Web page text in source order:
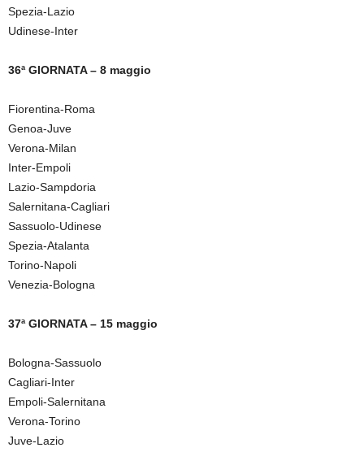
Spezia-Lazio
Udinese-Inter
36ª GIORNATA – 8 maggio
Fiorentina-Roma
Genoa-Juve
Verona-Milan
Inter-Empoli
Lazio-Sampdoria
Salernitana-Cagliari
Sassuolo-Udinese
Spezia-Atalanta
Torino-Napoli
Venezia-Bologna
37ª GIORNATA – 15 maggio
Bologna-Sassuolo
Cagliari-Inter
Empoli-Salernitana
Verona-Torino
Juve-Lazio